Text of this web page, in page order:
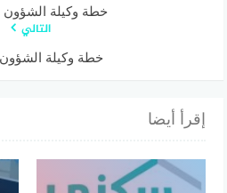
خطة وكيلة الشؤون
التالي
خطة وكيلة الشؤون
إقرأ أيضا